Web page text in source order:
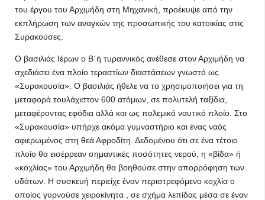
του έργου του Αρχιμήδη στη Μηχανική, προέκυψε από την
εκπλήρωση των αναγκών της προσωπικής του κατοικίας στις
Συρακούσες.
Ο βασιλιάς Ιέρων ο Β΄ή τυραννικός ανέθεσε στον Αρχιμήδη να
σχεδιάσει ένα πλοίο τεραστίων διαστάσεων γνωστό ως
«Συρακουσία». Ο βασιλιάς ήθελε να το χρησιμοποιήσει για τη
μεταφορά τουλάχιστον 600 ατόμων, σε πολυτελή ταξίδια,
μεταφέροντας εφόδια αλλά και ως πολεμικό ναυτικό πλοίο. Στο
«Συρακουσία» υπήρχε ακόμα γυμναστήριο και ένας ναός
αφιερωμένος στη θεά Αφροδίτη. Δεδομένου ότι σε ένα τέτοιο
πλοίο θα εισέρρεαν σημαντικές ποσότητες νερού, η «βίδα» ή
«κοχλίας» του Αρχιμήδη θα βοηθούσε στην απορρόφηση των
υδάτων. Η συσκευή περιείχε έναν περιστρεφόμενο κοχλία ο
οποίος γυρνούσε χειροκίνητα , σε σχήμα λεπίδας μέσα σε έναν